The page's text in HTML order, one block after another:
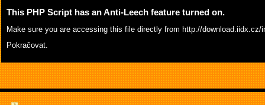
This PHP Script has an Anti-Leech feature turned on.
Make sure you are accessing this file directly from http://download.iidx.cz/
Pokračovat.